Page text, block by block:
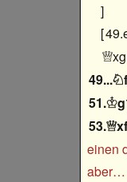

49...
51.
53.
einen
aber…